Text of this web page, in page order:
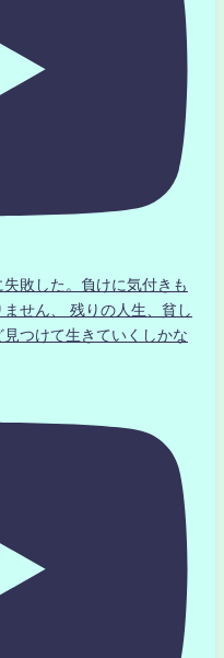
敗した。負けに気付きも
せん、 残りの人生、貧し
つけて生きていくしかな